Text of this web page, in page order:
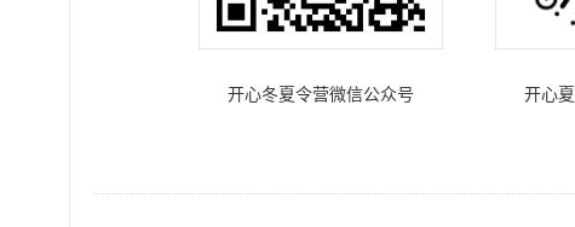
开心冬夏令营微信公众号 开心